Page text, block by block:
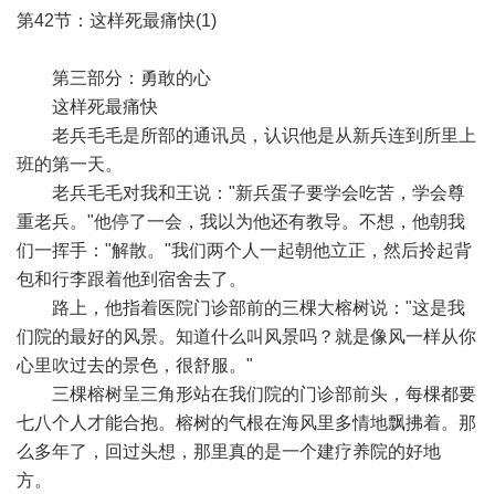
第42节：这样死最痛快(1)
第三部分：勇敢的心
这样死最痛快
老兵毛毛是所部的通讯员，认识他是从新兵连到所里上
班的第一天。
老兵毛毛对我和王说："新兵蛋子要学会吃苦，学会尊
重老兵。"他停了一会，我以为他还有教导。不想，他朝我
们一挥手："解散。"我们两个人一起朝他立正，然后拎起背
包和行李跟着他到宿舍去了。
路上，他指着医院门诊部前的三棵大榕树说："这是我
们院的最好的风景。知道什么叫风景吗？就是像风一样从你
心里吹过去的景色，很舒服。"
三棵榕树呈三角形站在我们院的门诊部前头，每棵都要
七八个人才能合抱。榕树的气根在海风里多情地飘拂着。那
么多年了，回过头想，那里真的是一个建疗养院的好地
方。